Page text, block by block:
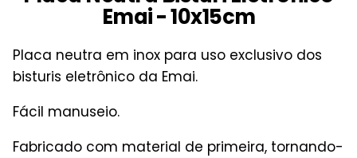
Emai - 10x15cm
Placa neutra em inox para uso exclusivo dos
bisturis eletrônico da Emai.
Fácil manuseio.
Fabricado com material de primeira, tornando-